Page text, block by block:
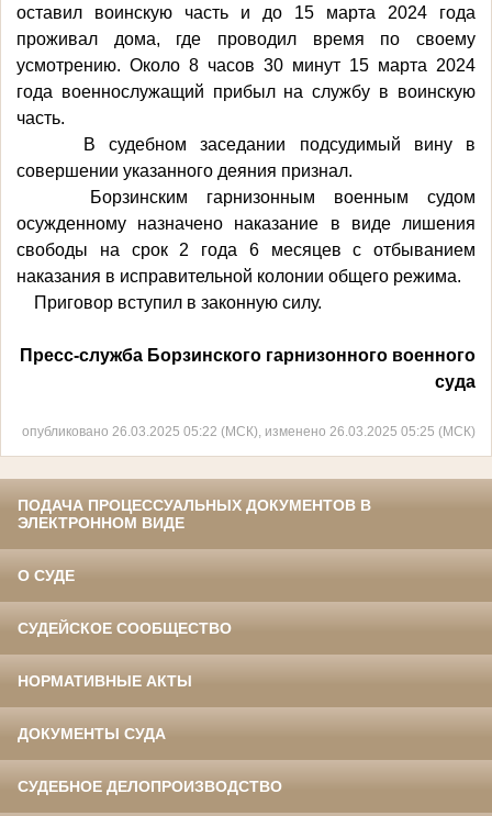
оставил воинскую часть и до 15 марта 2024 года
проживал дома, где проводил время по своему
усмотрению. Около 8 часов 30 минут 15 марта 2024
года военнослужащий прибыл на службу в воинскую
часть.
В судебном заседании подсудимый вину в
совершении указанного деяния признал.
Борзинским гарнизонным военным судом
осужденному назначено наказание в виде лишения
свободы на срок 2 года 6 месяцев с отбыванием
наказания в исправительной колонии общего режима.
Приговор вступил в законную силу.
Пресс-служба Борзинского гарнизонного военного
суда
опубликовано 26.03.2025 05:22 (МСК), изменено 26.03.2025 05:25 (МСК)
ПОДАЧА ПРОЦЕССУАЛЬНЫХ ДОКУМЕНТОВ В
ЭЛЕКТРОННОМ ВИДЕ
О СУДЕ
СУДЕЙСКОЕ СООБЩЕСТВО
НОРМАТИВНЫЕ АКТЫ
ДОКУМЕНТЫ СУДА
СУДЕБНОЕ ДЕЛОПРОИЗВОДСТВО